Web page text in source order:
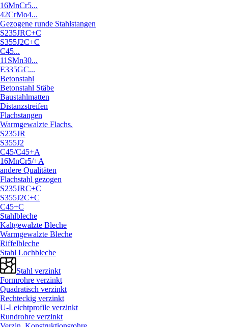
16MnCr5...
42CrMo4...
Gezogene runde Stahlstangen
S235JRC+C
S355J2C+C
C45...
11SMn30...
E335GC...
Betonstahl
Betonstahl Stäbe
Baustahlmatten
Distanzstreifen
Flachstangen
Warmgewalzte Flachs.
S235JR
S355J2
C45/C45+A
16MnCr5/+A
andere Qualitäten
Flachstahl gezogen
S235JRC+C
S355J2C+C
C45+C
Stahlbleche
Kaltgewalzte Bleche
Warmgewalzte Bleche
Riffelbleche
Stahl Lochbleche
Stahl verzinkt
Formrohre verzinkt
Quadratisch verzinkt
Rechteckig verzinkt
U-Leichtprofile verzinkt
Rundrohre verzinkt